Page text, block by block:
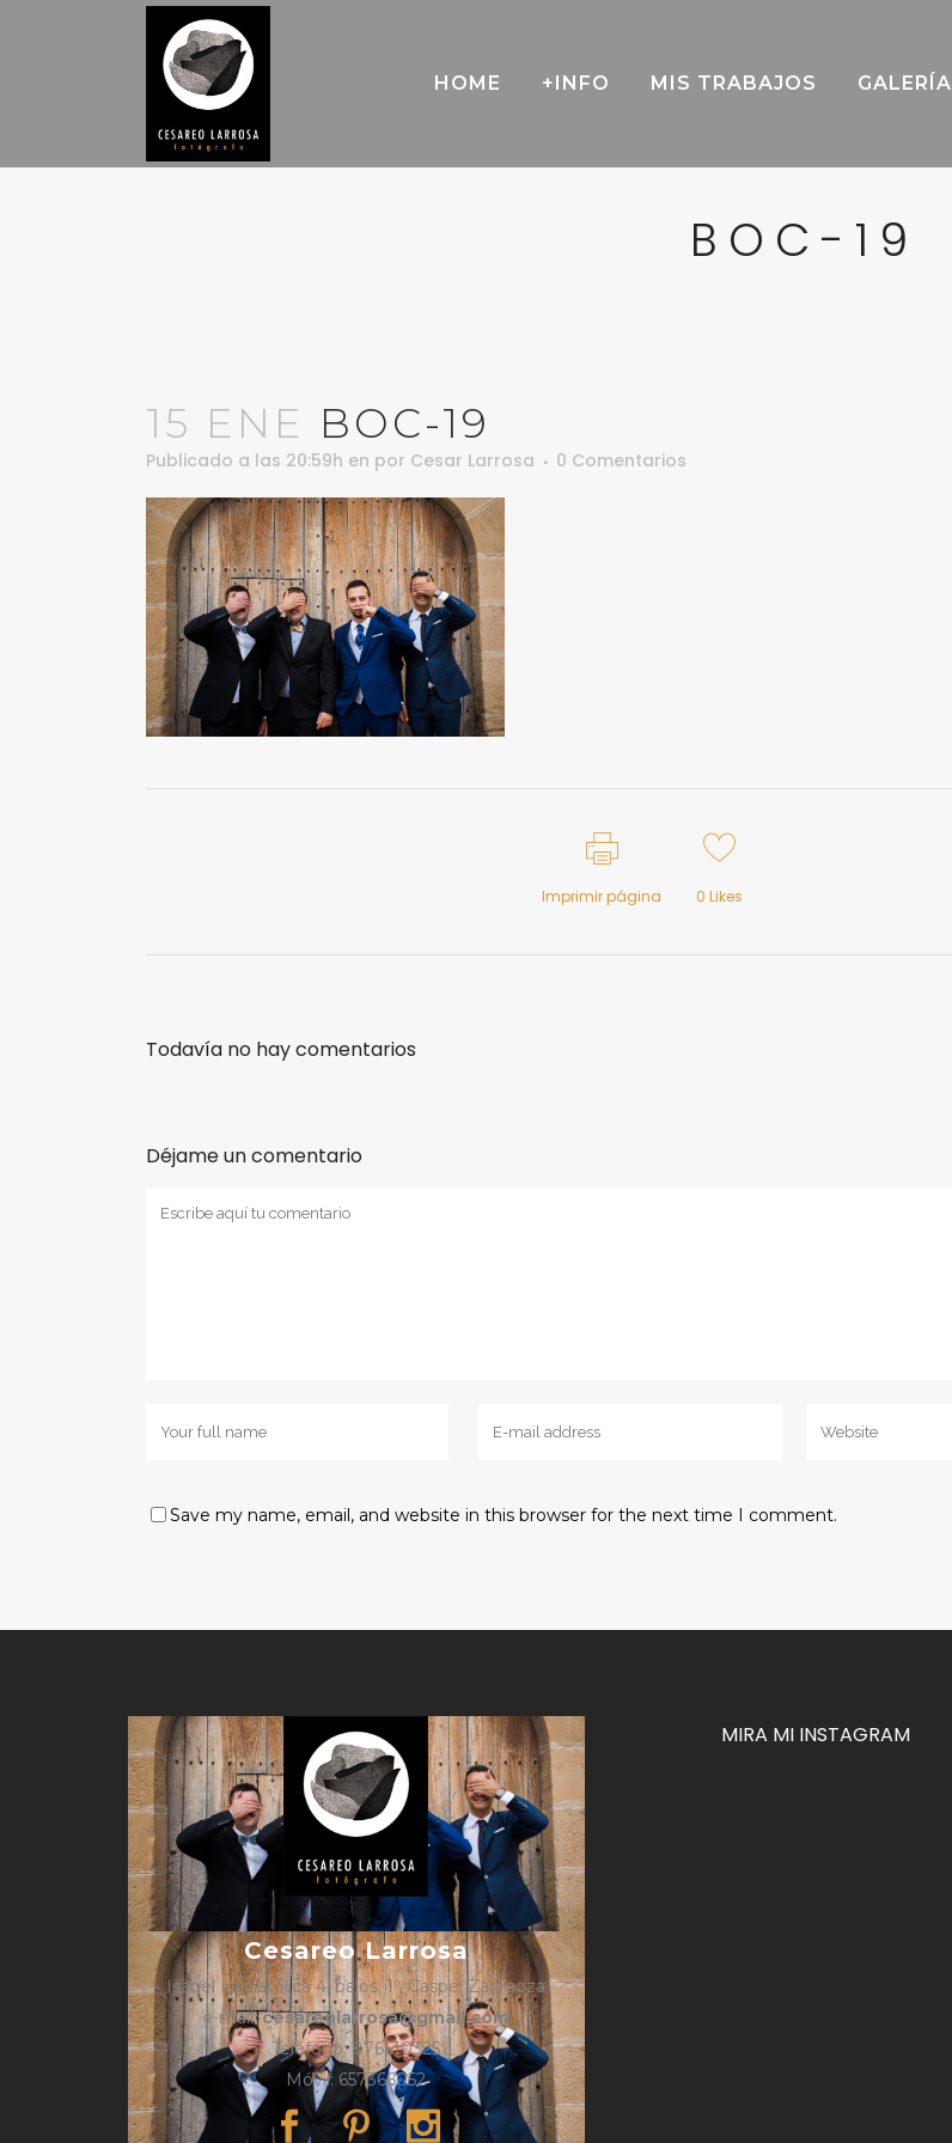
HOME +INFO MIS TRABAJOS GALERÍA
BOC-19
15 ENE BOC-19
Publicado a las 20:59h en por Cesar Larrosa 0 Comentarios
Imprimir página 0 Likes
Todavía no hay comentarios
Déjame un comentario
Save my name, email, and website in this browser for the next time I comment.
Cesareo Larrosa
Isabel La Católica 4, bajos, 1º, Caspe, Zaragoza
e-mail:cesareolarrosa@gmail.com
Teléfono: 876610325
Móvil: 657366052
MIRA MI INSTAGRAM